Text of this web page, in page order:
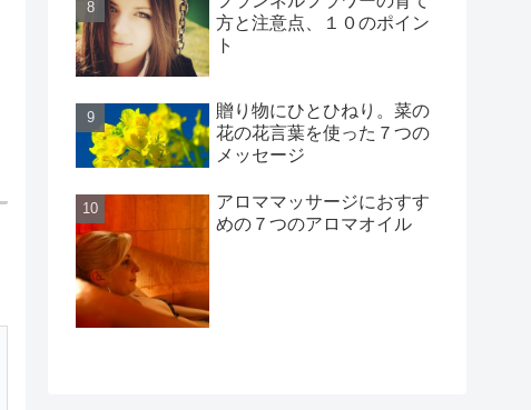
方と注意点、１０のポイン
ト
贈り物にひとひねり。菜の
花の花言葉を使った７つの
メッセージ
アロママッサージにおすす
めの７つのアロマオイル